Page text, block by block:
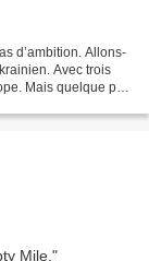
d’ambition. Allons-
Avec trois
Mais quelque part